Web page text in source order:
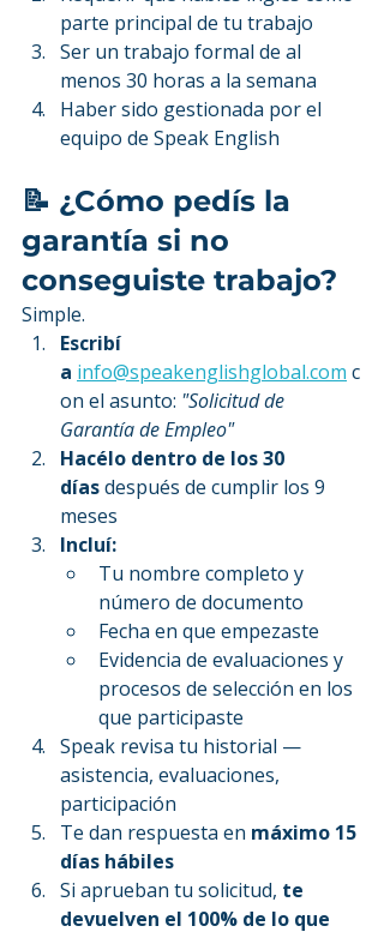
parte principal de tu trabajo
Ser un trabajo formal de al
menos 30 horas a la semana
Haber sido gestionada por el
equipo de Speak English
📝 ¿Cómo pedís la
garantía si no
conseguiste trabajo?
Simple.
Escribí
a info@speakenglishglobal.com c
on el asunto: "Solicitud de
Garantía de Empleo"
Hacélo dentro de los 30
días después de cumplir los 9
meses
Incluí:
Tu nombre completo y
número de documento
Fecha en que empezaste
Evidencia de evaluaciones y
procesos de selección en los
que participaste
Speak revisa tu historial —
asistencia, evaluaciones,
participación
Te dan respuesta en máximo 15
días hábiles
Si aprueban tu solicitud, te
devuelven el 100% de lo que